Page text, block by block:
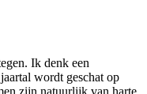
Ik denk een
wordt geschat op